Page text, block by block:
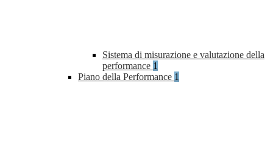
Sistema di misurazione e valutazione della
performance 1
Piano della Performance 1